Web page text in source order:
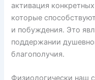
активация
которые
и побуждения. Это
поддержании
благополучия.
Физиологически наш